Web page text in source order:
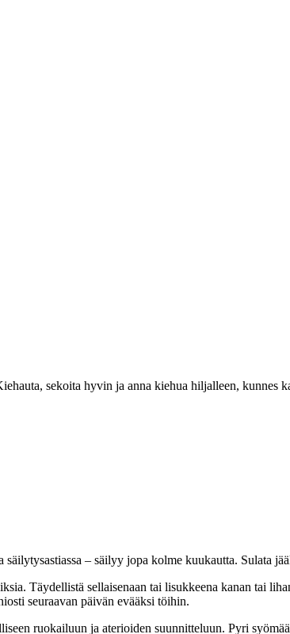
sekoita hyvin ja anna kiehua hiljalleen,
säilytysastiassa – säilyy jopa kolme kuukautta. Sulata
Täydellistä sellaisenaan tai lisukkeena kanan tai
seuraavan päivän evääksi töihin.
ruokailuun ja aterioiden suunnitteluun. Pyri